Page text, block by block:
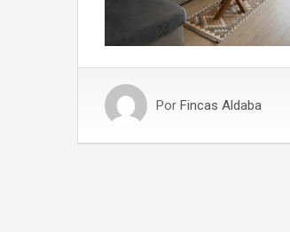
Por Fincas Aldaba